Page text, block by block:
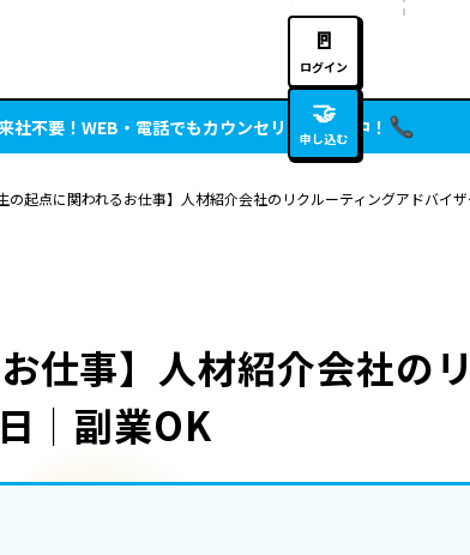
🚪
ログイン
🤝
申し込む
社不要！WEB・電話でもカウンセリング実施中！
生の起点に関われるお仕事】人材紹介会社のリクルーティングアドバ
仕事】人材紹介会社の
│副業OK